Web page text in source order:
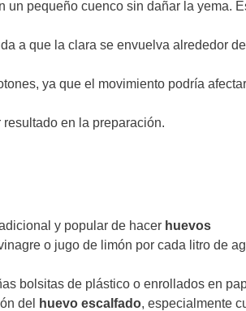
un pequeño cuenco sin dañar la yema.
a que la clara se envuelva alrededor
ya que el movimiento podría
en la preparación.
y popular de hacer huevos
o jugo de limón por cada litro de
bolsitas de plástico o enrollados en
del
huevo escalfado, especialmente